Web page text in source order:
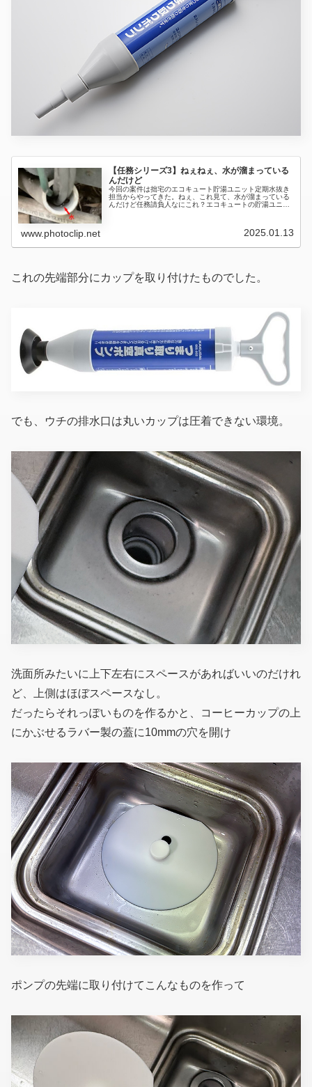
【任務シリーズ3】ねぇねぇ、水が溜まっている
んだけど
今回の案件は拙宅のエコキュート貯湯ユニット定期水抜き
担当からやってきた。ねぇ、これ見て、水が溜まっている
んだけど任務請負人なにこれ？エコキュートの貯湯ユニッ
www.photoclip.net 2025.01.13
これの先端部分にカップを取り付けたものでした。
でも、ウチの排水口は丸いカップは圧着できない環境。
洗面所みたいに上下左右にスペースがあればいいのだけれ
ど、上側はほぼスペースなし。
だったらそれっぽいものを作るかと、コーヒーカップの上
にかぶせるラバー製の蓋に10mmの穴を開け
ポンプの先端に取り付けてこんなものを作って